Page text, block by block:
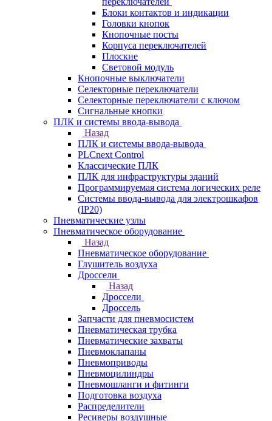
Блоки контактов и индикации
Головки кнопок
Кнопочные посты
Корпуса переключателей
Плоские
Световой модуль
Кнопочные выключатели
Селекторные переключатели
Селекторные переключатели с ключом
Сигнальные кнопки
ПЛК и системы ввода-вывода
Назад
ПЛК и системы ввода-вывода
PLCnext Control
Классические ПЛК
ПЛК для инфраструктуры зданий
Программируемая система логических реле
Системы ввода-вывода для электрошкафов
(IP20)
Пневматические узлы
Пневматическое оборудование
Назад
Пневматическое оборудование
Глушитель воздуха
Дроссели
Назад
Дроссели
Дроссель
Запчасти для пневмосистем
Пневматическая трубка
Пневматические захваты
Пневмоклапаны
Пневмоприводы
Пневмоцилиндры
Пневмошланги и фитинги
Подготовка воздуха
Распределители
Ресиверы воздушные